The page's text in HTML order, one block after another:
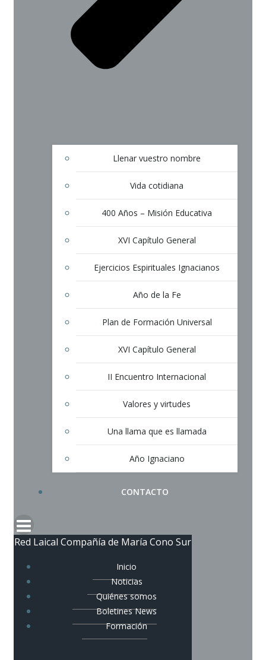
Llenar vuestro nombre
Vida cotidiana
400 Años – Misión Educativa
XVI Capítulo General
Ejercicios Espirituales Ignacianos
Año de la Fe
Plan de Formación Universal
XVI Capítulo General
II Encuentro Internacional
Valores y virtudes
Una llama que es llamada
Año Ignaciano
CONTACTO
Red Laical Compañía de María Cono Sur
Inicio
Noticias
Quiénes somos
Boletines News
Formación